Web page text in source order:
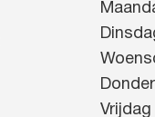
Vrijdag